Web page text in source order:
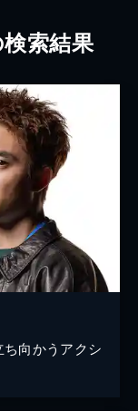
索結果
向かうアクシ